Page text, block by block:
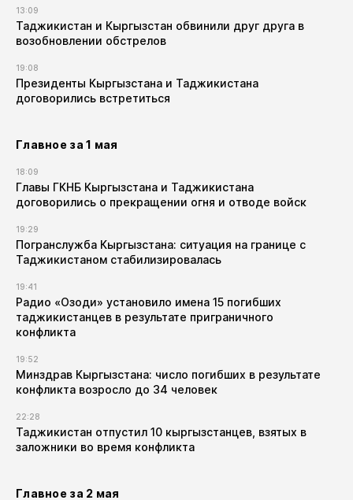
13:09
Таджикистан и Кыргызстан обвинили друг друга в
возобновлении обстрелов
19:08
Президенты Кыргызстана и Таджикистана
договорились встретиться
Главное за 1 мая
18:09
Главы ГКНБ Кыргызстана и Таджикистана
договорились о прекращении огня и отводе войск
19:29
Погранслужба Кыргызстана: ситуация на границе с
Таджикистаном стабилизировалась
19:41
Радио «Озоди» установило имена 15 погибших
таджикистанцев в результате приграничного
конфликта
19:52
Минздрав Кыргызстана: число погибших в результате
конфликта возросло до 34 человек
22:28
Таджикистан отпустил 10 кыргызстанцев, взятых в
заложники во время конфликта
Главное за 2 мая